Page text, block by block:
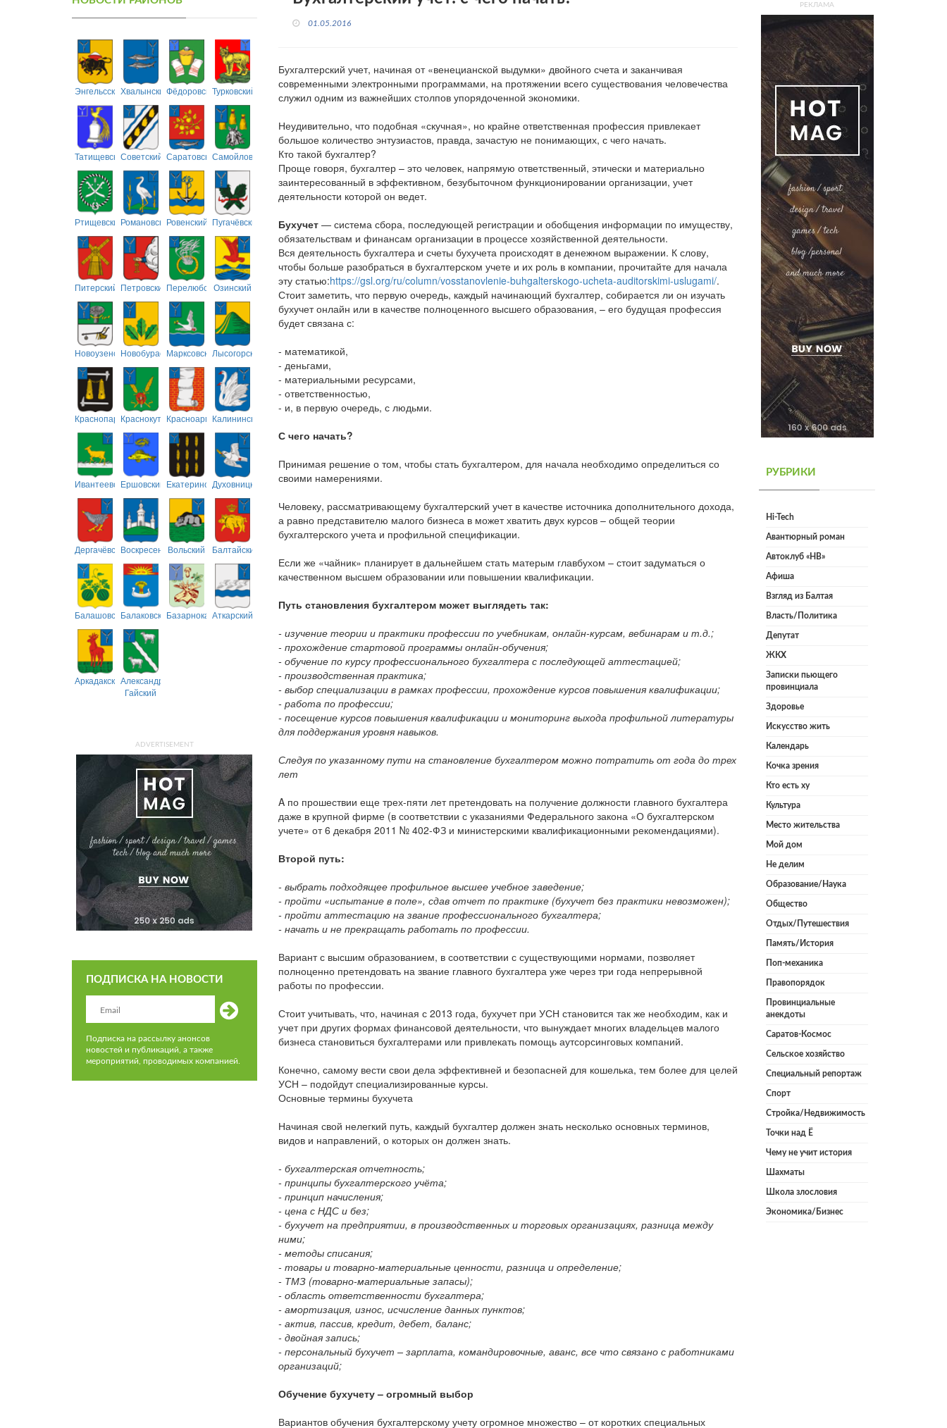
ЭнгельсскийХвалынскийФёдоровскийТурковский
ТатищевскийСоветский СаратовскийСамойловский
РтищевскийРомановскийРовенский Пугачёвский
Питерский ПетровскийПерелюбскийОзинский
НовоузенскийНовобурасскийМарксовскийЛысогорский
Краснопартизанский
КраснокутскийКрасноармейский
Калининский
ИвантеевскийЕршовский ЕкатериновскийДуховницкий
ДергачёвскийВоскресенскийВольский Балтайский
БалашовскийБалаковскийБазарнокарабулакский
Аткарский
АркадакскийАлександрово-
Гайский
ADVERTISEMENT
ПОДПИСКА НА НОВОСТИ
Подписка на рассылку анонсов
новостей и публикаций, а также
мероприятий, проводимых компанией.
01.05.2016
Бухгалтерский учет, начиная от «венецианской выдумки» двойного счета и заканчивая
современными электронными программами, на протяжении всего существования человечества
служил одним из важнейших столпов упорядоченной экономики.
Неудивительно, что подобная «скучная», но крайне ответственная профессия привлекает
большое количество энтузиастов, правда, зачастую не понимающих, с чего начать.
Кто такой бухгалтер?
Проще говоря, бухгалтер – это человек, напрямую ответственный, этически и материально
заинтересованный в эффективном, безубыточном функционировании организации, учет
деятельности которой он ведет.
Бухучет — система сбора, последующей регистрации и обобщения информации по имуществу,
обязательствам и финансам организации в процессе хозяйственной деятельности.
Вся деятельность бухгалтера и счеты бухучета происходят в денежном выражении. К слову,
чтобы больше разобраться в бухгалтерском учете и их роль в компании, прочитайте для начала
эту статью:https://gsl.org/ru/column/vosstanovlenie-buhgalterskogo-ucheta-auditorskimi-uslugami/.
Стоит заметить, что первую очередь, каждый начинающий бухгалтер, собирается ли он изучать
бухучет онлайн или в качестве полноценного высшего образования, – его будущая профессия
будет связана с:
- математикой,
- деньгами,
- материальными ресурсами,
- ответственностью,
- и, в первую очередь, с людьми.
С чего начать?
Принимая решение о том, чтобы стать бухгалтером, для начала необходимо определиться со
своими намерениями.
Человеку, рассматривающему бухгалтерский учет в качестве источника дополнительного дохода,
а равно представителю малого бизнеса в может хватить двух курсов – общей теории
бухгалтерского учета и профильной спецификации.
Если же «чайник» планирует в дальнейшем стать матерым главбухом – стоит задуматься о
качественном высшем образовании или повышении квалификации.
Путь становления бухгалтером может выглядеть так:
- изучение теории и практики профессии по учебникам, онлайн-курсам, вебинарам и т.д.;
- прохождение стартовой программы онлайн-обучения;
- обучение по курсу профессионального бухгалтера с последующей аттестацией;
- производственная практика;
- выбор специализации в рамках профессии, прохождение курсов повышения квалификации;
- работа по профессии;
- посещение курсов повышения квалификации и мониторинг выхода профильной литературы
для поддержания уровня навыков.
Следуя по указанному пути на становление бухгалтером можно потратить от года до трех
лет
A по прошествии еще трех-пяти лет претендовать на получение должности главного бухгалтера
даже в крупной фирме (в соответствии с указаниями Федерального закона «О бухгалтерском
учете» от 6 декабря 2011 № 402-ФЗ и министерскими квалификационными рекомендациями).
Второй путь:
- выбрать подходящее профильное высшее учебное заведение;
- пройти «испытание в поле», сдав отчет по практике (бухучет без практики невозможен);
- пройти аттестацию на звание профессионального бухгалтера;
- начать и не прекращать работать по профессии.
Вариант с высшим образованием, в соответствии с существующими нормами, позволяет
полноценно претендовать на звание главного бухгалтера уже через три года непрерывной
работы по профессии.
Стоит учитывать, что, начиная с 2013 года, бухучет при УСН становится так же необходим, как и
учет при других формах финансовой деятельности, что вынуждает многих владельцев малого
бизнеса становиться бухгалтерами или привлекать помощь аутсорсинговых компаний.
Конечно, самому вести свои дела эффективней и безопасней для кошелька, тем более для целей
УСН – подойдут специализированные курсы.
Основные термины бухучета
Начиная свой нелегкий путь, каждый бухгалтер должен знать несколько основных терминов,
видов и направлений, о которых он должен знать.
- бухгалтерская отчетность;
- принципы бухгалтерского учёта;
- принцип начисления;
- цена с НДС и без;
- бухучет на предприятии, в производственных и торговых организациях, разница между
ними;
- методы списания;
- товары и товарно-материальные ценности, разница и определение;
- ТМЗ (товарно-материальные запасы);
- область ответственности бухгалтера;
- амортизация, износ, исчисление данных пунктов;
- актив, пассив, кредит, дебет, баланс;
- двойная запись;
- персональный бухучет – зарплата, командировочные, аванс, все что связано с работниками
организаций;
Обучение бухучету – огромный выбор
Вариантов обучения бухгалтерскому учету огромное множество – от коротких специальных
РЕКЛАМА
РУБРИКИ
Hi-Tech
Авантюрный роман
Автоклуб «НВ»
Афиша
Взгляд из Балтая
Власть/Политика
Депутат
ЖКХ
Записки пьющего
провинциала
Здоровье
Искусство жить
Календарь
Кочка зрения
Кто есть ху
Культура
Место жительства
Мой дом
Не делим
Образование/Наука
Общество
Отдых/Путешествия
Память/История
Поп-механика
Правопорядок
Провинциальные
анекдоты
Саратов-Космос
Сельское хозяйство
Специальный репортаж
Спорт
Стройка/Недвижимость
Точки над Ё
Чему не учит история
Шахматы
Школа злословия
Экономика/Бизнес